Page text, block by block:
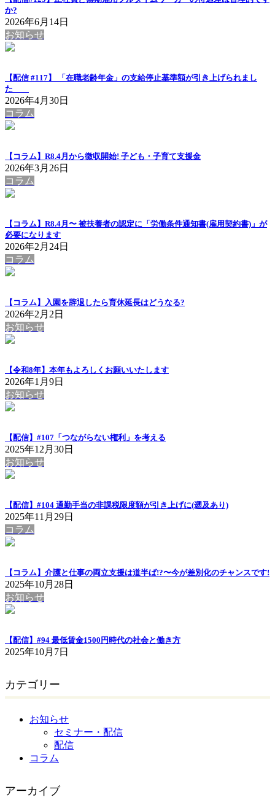
か?
2026年6月14日
お知らせ
【配信 #117】 「在職老齢年金」の支給停止基準額が引き上げられまし
た
2026年4月30日
コラム
【コラム】R8.4月から徴収開始! 子ども・子育て支援金
2026年3月26日
コラム
【コラム】R8.4月〜 被扶養者の認定に「労働条件通知書(雇用契約書)」が
必要になります
2026年2月24日
コラム
【コラム】入園を辞退したら育休延長はどうなる?
2026年2月2日
お知らせ
【令和8年】本年もよろしくお願いいたします
2026年1月9日
お知らせ
【配信】#107「つながらない権利」を考える
2025年12月30日
お知らせ
【配信】#104 通勤手当の非課税限度額が引き上げに(遡及あり)
2025年11月29日
コラム
【コラム】介護と仕事の両立支援は道半ば!?〜今が差別化のチャンスです!
2025年10月28日
お知らせ
【配信】#94 最低賃金1500円時代の社会と働き方
2025年10月7日
カテゴリー
お知らせ
セミナー・配信
配信
コラム
アーカイブ